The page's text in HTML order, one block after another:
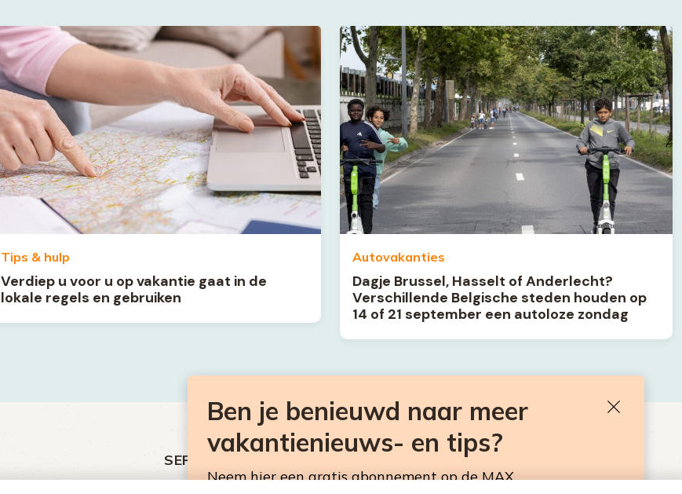
Tips & hulp
Verdiep u voor u op vakantie gaat in de
lokale regels en gebruiken
Autovakanties
Dagje Brussel, Hasselt of Anderlecht?
Verschillende Belgische steden houden op
14 of 21 september een autoloze zondag
SERVICE BEN JE BENIEUWD NAAR MEER
VAKANTIENIEUWS- EN TIPS?
Ben je benieuwd naar meer
vakantienieuws- en tips?
Neem hier een gratis abonnement op de MAX